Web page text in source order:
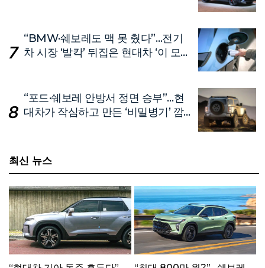
“BMW·쉐보레도 맥 못 췄다”…전기
차 시장 ‘발칵’ 뒤집은 현대차 ‘이 모
“포드·쉐보레 안방서 정면 승부”…현
대차가 작심하고 만든 ‘비밀병기’ 깜
최신 뉴스